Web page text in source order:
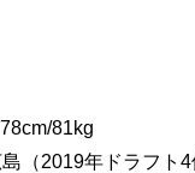
81kg
（2019年ドラフト4